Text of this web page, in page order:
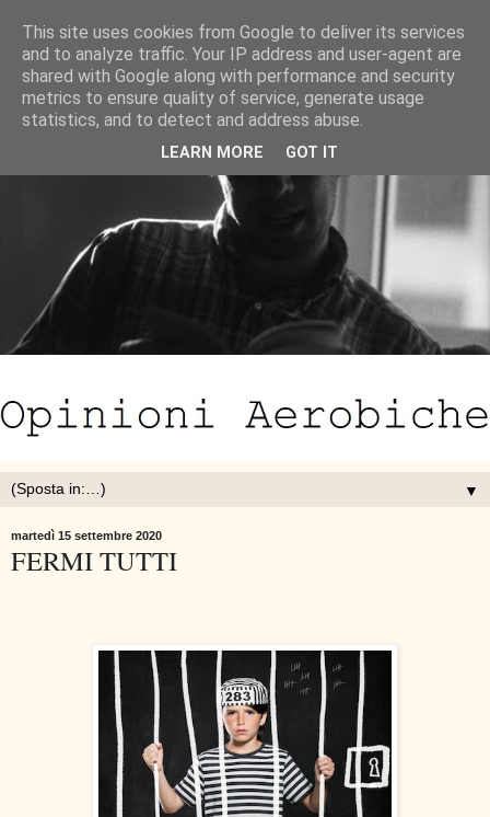
▼
martedì 15 settembre 2020
FERMI TUTTI
This site uses cookies from Google to deliver its services
and to analyze traffic. Your IP address and user-agent are
shared with Google along with performance and security
metrics to ensure quality of service, generate usage
statistics, and to detect and address abuse.
LEARN MORE GOT IT